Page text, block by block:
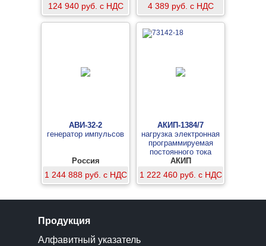
124 940 руб. с НДС 4 389 руб. с НДС
АВИ-32-2
генератор импульсов
Россия
1 244 888 руб. с НДС
АКИП-1384/7
нагрузка электронная
программируемая
постоянного тока
АКИП
1 222 460 руб. с НДС
Продукция
Алфавитный указатель